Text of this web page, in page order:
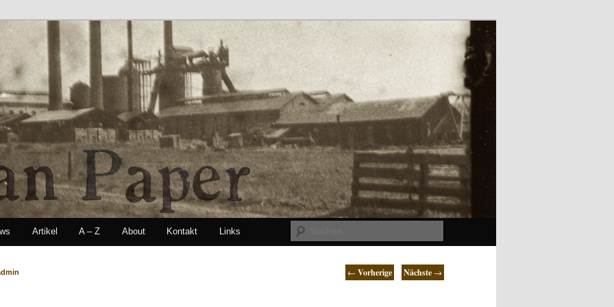
Artikel A – Z About Kontakt Links
← Vorherige Nächste →